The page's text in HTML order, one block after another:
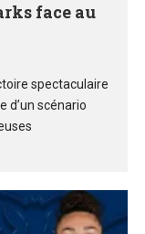
face au
spectaculaire
d’un scénario